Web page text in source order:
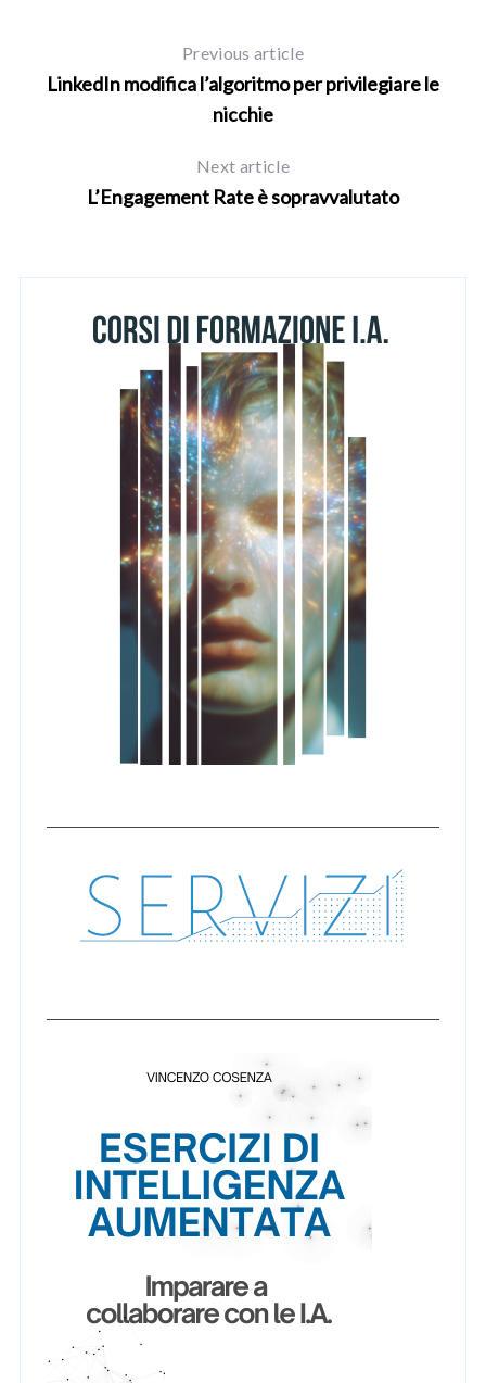
Previous article
LinkedIn modifica l’algoritmo per privilegiare le
nicchie
Next article
L’Engagement Rate è sopravvalutato